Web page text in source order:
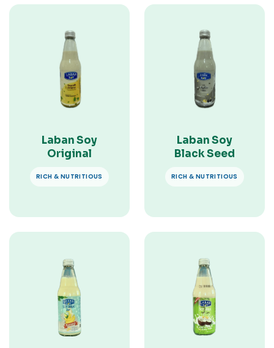
Laban Soy
Original
RICH & NUTRITIOUS
Laban Soy
Black Seed
RICH & NUTRITIOUS